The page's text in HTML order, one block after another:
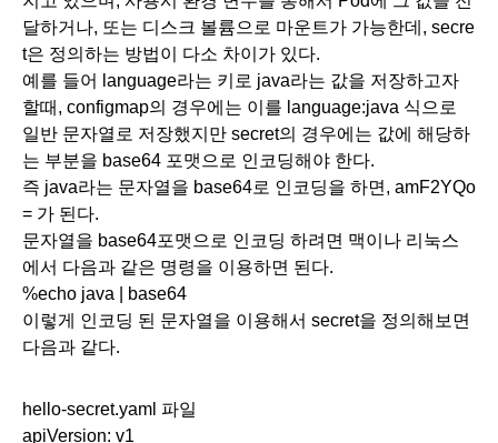
달하거나, 또는 디스크 볼륨으로 마운트가 가능한데, secre
t은 정의하는 방법이 다소 차이가 있다.
예를 들어 language라는 키로 java라는 값을 저장하고자
할때, configmap의 경우에는 이를 language:java 식으로
일반 문자열로 저장했지만 secret의 경우에는 값에 해당하
는 부분을 base64 포맷으로 인코딩해야 한다.
즉 java라는 문자열을 base64로 인코딩을 하면, amF2YQo
= 가 된다.
문자열을 base64포맷으로 인코딩 하려면 맥이나 리눅스
에서 다음과 같은 명령을 이용하면 된다.
%echo java | base64
이렇게 인코딩 된 문자열을 이용해서 secret을 정의해보면
다음과 같다.
hello-secret.yaml 파일
apiVersion: v1